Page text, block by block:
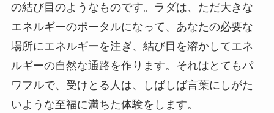
の結び目のようなものです。ラダは、ただ大きな
エネルギーのポータルになって、あなたの必要な
場所にエネルギーを注ぎ、結び目を溶かしてエネ
ルギーの自然な通路を作ります。それはとてもパ
ワフルで、受けとる人は、しばしば言葉にしがた
いような至福に満ちた体験をします。